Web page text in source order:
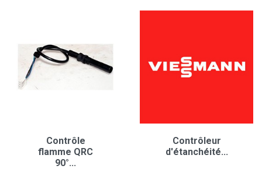
Contrôle
flamme QRC
90°...
Contrôleur
d'étanchéité...